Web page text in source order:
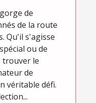
de
de la route
Qu'il s'agisse
ou de
trouver le
de
véritable défi.